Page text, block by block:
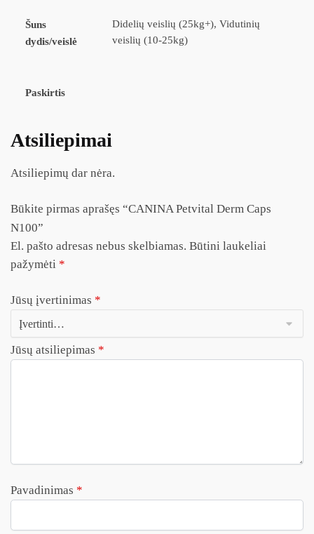
Šuns
dydis/veislė
Didelių veislių (25kg+), Vidutinių
veislių (10-25kg)
Paskirtis
Atsiliepimai
Atsiliepimų dar nėra.
Būkite pirmas aprašęs “CANINA Petvital Derm Caps
N100”
El. pašto adresas nebus skelbiamas. Būtini laukeliai
pažymėti *
Jūsų įvertinimas *
Jūsų atsiliepimas *
Pavadinimas *